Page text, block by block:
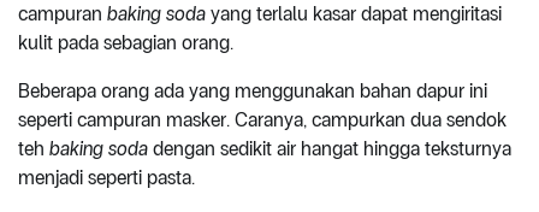
campuran baking soda yang terlalu kasar dapat mengiritasi
kulit pada sebagian orang.
Beberapa orang ada yang menggunakan bahan dapur ini
seperti campuran masker. Caranya, campurkan dua sendok
teh baking soda dengan sedikit air hangat hingga teksturnya
menjadi seperti pasta.